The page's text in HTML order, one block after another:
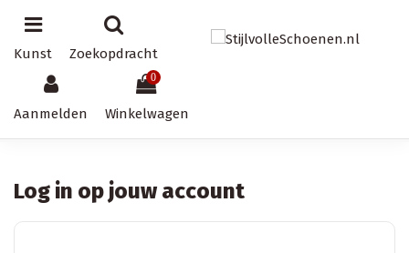
Kunst Zoekopdracht
Aanmelden
0
Winkelwagen
Log in op jouw account